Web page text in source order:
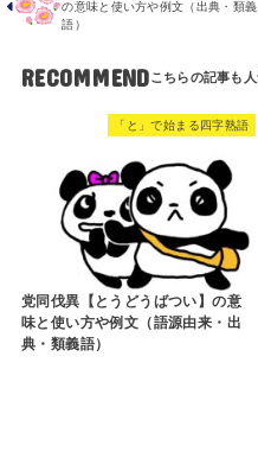
の意味と使い方や例文（出典・類義
語）
RECOMMEND
「と」で始まる四字熟語
党同伐異【とうどうばつい】の意
味と使い方や例文（語源由来・出
典・類義語）